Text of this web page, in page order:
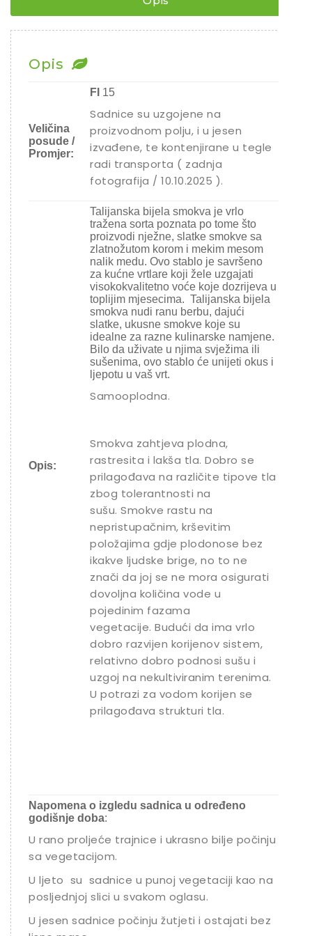
Chili
Opis
Veličina
posude /
Promjer:
FI 15
Sadnice su uzgojene na
proizvodnom polju, i u jesen
izvađene, te kontenjirane u tegle
radi transporta ( zadnja
fotografija / 10.10.2025 ).
Opis:
Talijanska bijela smokva je vrlo
tražena sorta poznata po tome što
proizvodi nježne, slatke smokve sa
zlatnožutom korom i mekim mesom
nalik medu. Ovo stablo je savršeno
za kućne vrtlare koji žele uzgajati
visokokvalitetno voće koje dozrijeva u
toplijim mjesecima. Talijanska bijela
smokva nudi ranu berbu, dajući
slatke, ukusne smokve koje su
idealne za razne kulinarske namjene.
Bilo da uživate u njima svježima ili
sušenima, ovo stablo će unijeti okus i
ljepotu u vaš vrt.
Samooplodna.
Smokva zahtjeva plodna,
rastresita i lakša tla. Dobro se
prilagođava na različite tipove tla
zbog tolerantnosti na
sušu. Smokve rastu na
nepristupačnim, krševitim
položajima gdje plodonose bez
ikakve ljudske brige, no to ne
znači da joj se ne mora osigurati
dovoljna količina vode u
pojedinim fazama
vegetacije. Budući da ima vrlo
dobro razvijen korijenov sistem,
relativno dobro podnosi sušu i
uzgoj na nekultiviranim terenima.
U potrazi za vodom korijen se
prilagođava strukturi tla.
Napomena o izgledu sadnica u određeno
godišnje doba:
U rano proljeće trajnice i ukrasno bilje počinju
sa vegetacijom.
U ljeto su sadnice u punoj vegetaciji kao na
posljednjoj slici u svakom oglasu.
U jesen sadnice počinju žutjeti i ostajati bez